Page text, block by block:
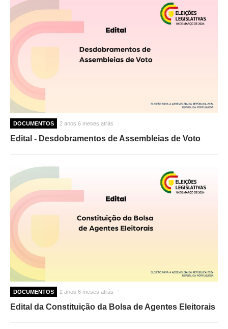
DOCUMENTOS 2 anos 6 meses atrás
Edital - Desdobramentos de Assembleias de Voto
DOCUMENTOS 2 anos 6 meses atrás
Edital da Constituição da Bolsa de Agentes Eleitorais